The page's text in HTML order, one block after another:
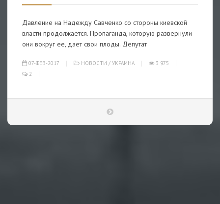
Давление на Надежду Савченко со стороны киевской
власти продолжается. Пропаганда, которую развернули
они вокруг ее, дает свои плоды. Депутат
07-ФЕВ-2017 НОВОСТИ / УКРАИНА
3 975
2